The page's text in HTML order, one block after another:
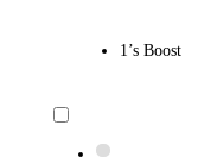
1’s Boost